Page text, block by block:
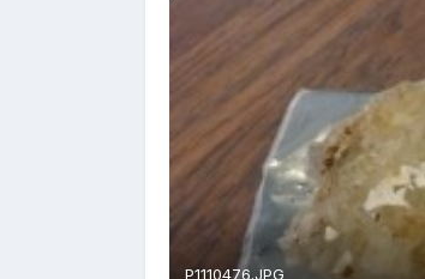
P1110476.JPG